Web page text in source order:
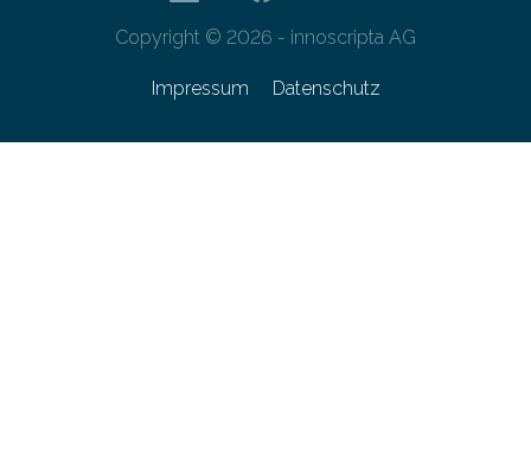
Copyright © 2026 - innoscripta AG
Impressum Datenschutz